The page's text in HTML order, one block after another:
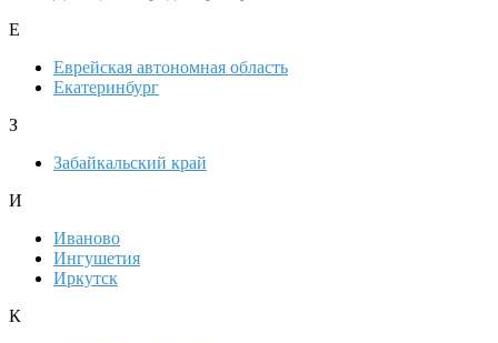
Е
Еврейская автономная область
Екатеринбург
З
Забайкальский край
И
Иваново
Ингушетия
Иркутск
К